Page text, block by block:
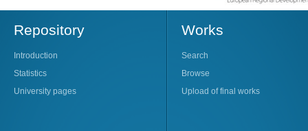
Repository
Introduction
Statistics
University pages
Works
Search
Browse
Upload of final works